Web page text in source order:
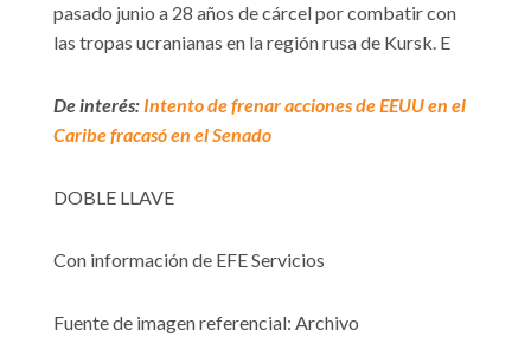
pasado junio a 28 años de cárcel por combatir con
las tropas ucranianas en la región rusa de Kursk. E
De interés: Intento de frenar acciones de EEUU en el
Caribe fracasó en el Senado
DOBLE LLAVE
Con información de EFE Servicios
Fuente de imagen referencial: Archivo